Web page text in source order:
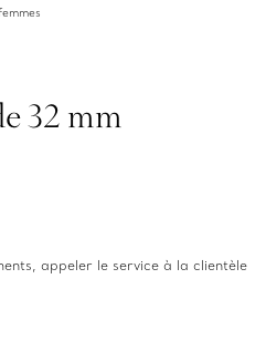
32 mm
appeler le service à la clientèle